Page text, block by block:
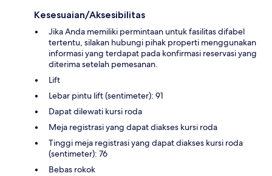
Kesesuaian/Aksesibilitas
Jika Anda memiliki permintaan untuk fasilitas difabel
tertentu, silakan hubungi pihak properti menggunakan
informasi yang terdapat pada konfirmasi reservasi yang
diterima setelah pemesanan.
Lift
Lebar pintu lift (sentimeter): 91
Dapat dilewati kursi roda
Meja registrasi yang dapat diakses kursi roda
Tinggi meja registrasi yang dapat diakses kursi roda
(sentimeter): 76
Bebas rokok